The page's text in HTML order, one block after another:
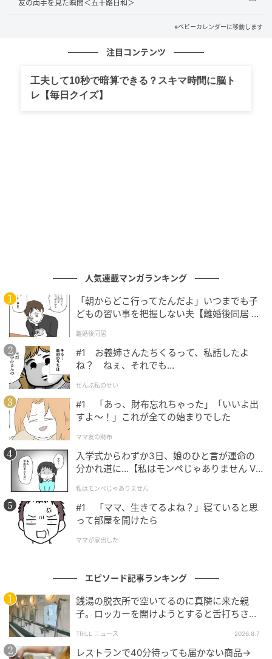
慢性的に痛みがあるわけではないものの、生理前や排
そのたびに体の変化を意識するようになり、できれば
手術で取り除きたいという思いも強くなっています。
自分の体とじょうずに付き合っていくしかないのだと
も実感しています。不安を抱え込まず、これからも丁
寧に向き合っていきたいと思います。
医師による解説：へそのしこりと異所性子宮
内膜症の正体
へそのしこりには粉瘤（ふんりゅう）や臍ヘルニアな
どさまざまな原因がありますが、月経に合わせて痛み
や腫れ、時に出血を繰り返す場合は、「異所性子宮内
膜症」が疑われます。まれな病気ですが、見逃されや
すいため注意が必要です。
本来の場所以外で増殖する「子宮内膜症」
子宮内膜症とは、子宮内膜に似た組織が子宮の外に生
じ、女性ホルモンの影響で炎症や出血を繰り返す病気
症」と呼びます。月経の時期に一致して、しこりが硬
くなる、痛む、皮膚越しに出血の色が透けて濃く見え
る、といった変化が見られることがあります。
なぜ「へそ」にしこりができるのか
友の両手を見た瞬間＜五十路日和＞
※ベビーカレンダーに移動します
注目コンテンツ
工夫して10秒で暗算できる？スキマ時間に脳ト
レ【毎日クイズ】
人気連載マンガランキング
「朝からどこ行ってたんだよ」いつまでも子
どもの習い事を把握しない夫【離婚後同居 Vo
離婚後同居
#1 お義姉さんたちくるって、私話したよ
ね？ ねぇ、それでも…
ぜんぶ私のせい
#1 「あっ、財布忘れちゃった」「いいよ出
すよ〜！」これが全ての始まりでした
ママ友の財布
入学式からわずか3日、娘のひと言が運命の
分かれ道に…【私はモンペじゃありません Vo
私はモンペじゃありません
#1 「ママ、生きてるよね？」寝ていると思
って部屋を開けたら
ママが家出した
エピソード記事ランキング
銭湯の脱衣所で空いてるのに真隣に来た親
子。ロッカーを開けようとすると舌打ちさ
中で拍手」
TRILL ニュース 2026.8.7
レストランで40分待っても届かない商品→